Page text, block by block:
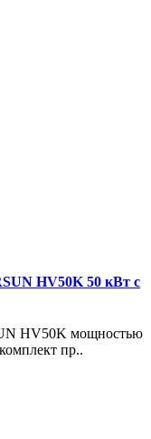
HV50K 50 кВт с
HV50K мощностью
пр..